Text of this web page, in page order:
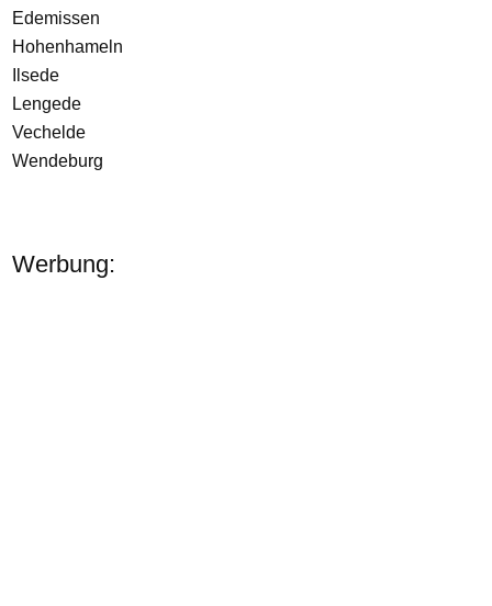
Edemissen
Hohenhameln
Ilsede
Lengede
Vechelde
Wendeburg
Werbung: